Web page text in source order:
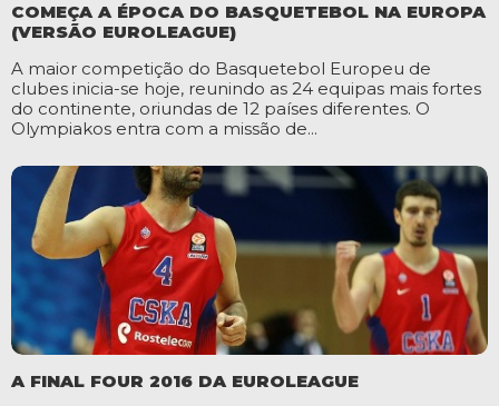
COMEÇA A ÉPOCA DO BASQUETEBOL NA EUROPA
(VERSÃO EUROLEAGUE)
A maior competição do Basquetebol Europeu de
clubes inicia-se hoje, reunindo as 24 equipas mais fortes
do continente, oriundas de 12 países diferentes. O
Olympiakos entra com a missão de...
A FINAL FOUR 2016 DA EUROLEAGUE